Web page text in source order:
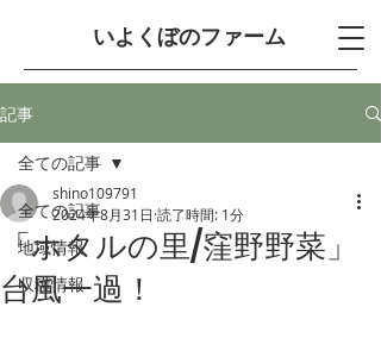
​いよくぼのファーム
記事
全ての記事
地域情報
収穫情報
全ての記事
「ホタルの里/窪野野菜」
台風一過！
shino109791
2024年8月31日 読了時間: 1分